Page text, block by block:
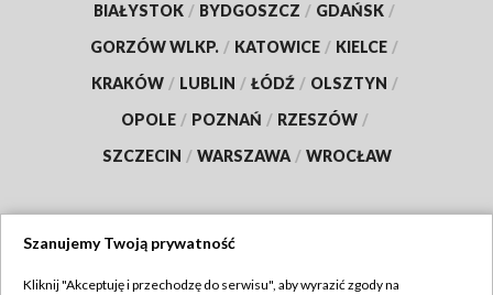
BIAŁYSTOK / BYDGOSZCZ / GDAŃSK /
GORZÓW WLKP. / KATOWICE / KIELCE /
KRAKÓW / LUBLIN / ŁÓDŹ / OLSZTYN /
OPOLE / POZNAŃ / RZESZÓW /
SZCZECIN / WARSZAWA / WROCŁAW
Szanujemy Twoją prywatność
Kliknij "Akceptuję i przechodzę do serwisu", aby wyrazić zgody na